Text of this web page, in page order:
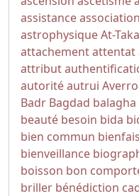
assistanceassociation
astrophysiqueAt-
attachementattentat
attribut
autoritéautrui
Badr Bagdad balagha
beauté besoin bida
bien commun
bienveillance
boisson bon
briller bénédiction